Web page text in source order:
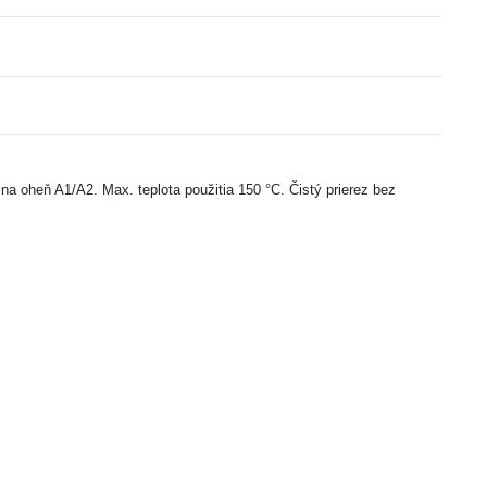
oheň A1/A2. Max. teplota použitia 150 °C. Čistý prierez bez